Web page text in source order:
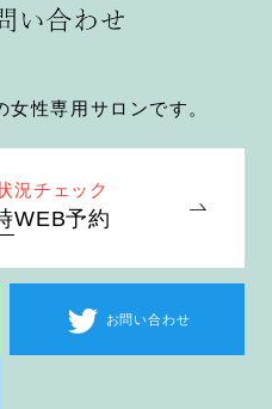
性専用サロンです。
況チェック
WEB予約
お問い合わせ